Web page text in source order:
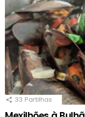
33 Partilhas